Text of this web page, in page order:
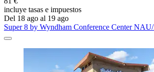
incluye tasas e impuestos
Del 18 ago al 19 ago
Super 8 by Wyndham Conference Center